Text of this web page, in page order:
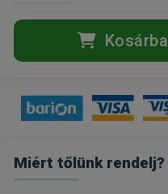
Kosárba
Miért tőlünk rendelj?